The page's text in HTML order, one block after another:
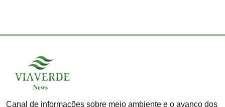
Canal de informações sobre meio ambiente e o avanço dos